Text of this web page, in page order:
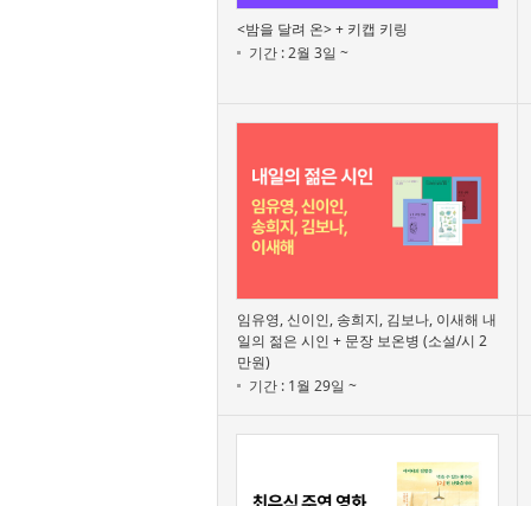
<밤을 달려 온> + 키캡 키링
기간 : 2월 3일 ~
임유영, 신이인, 송희지, 김보나, 이새해 내
일의 젊은 시인 + 문장 보온병 (소설/시 2
만원)
기간 : 1월 29일 ~